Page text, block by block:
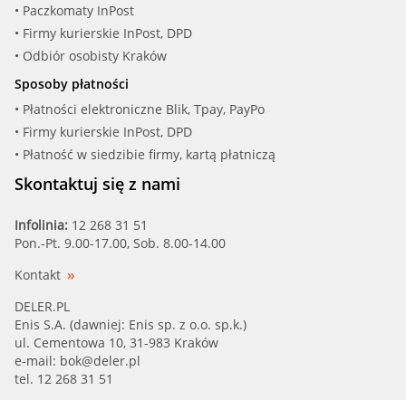
• Paczkomaty InPost
• Firmy kurierskie InPost, DPD
• Odbiór osobisty Kraków
Sposoby płatności
• Płatności elektroniczne Blik, Tpay, PayPo
• Firmy kurierskie InPost, DPD
• Płatność w siedzibie firmy, kartą płatniczą
Skontaktuj się z nami
Infolinia: 12 268 31 51
Pon.-Pt. 9.00-17.00, Sob. 8.00-14.00
Kontakt
DELER.PL
Enis S.A. (dawniej: Enis sp. z o.o. sp.k.)
ul. Cementowa 10, 31-983 Kraków
e-mail: bok@deler.pl
tel. 12 268 31 51